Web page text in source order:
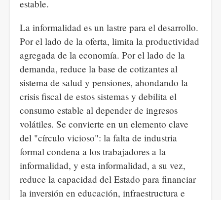
estable.
La informalidad es un lastre para el desarrollo.
Por el lado de la oferta, limita la productividad
agregada de la economía. Por el lado de la
demanda, reduce la base de cotizantes al
sistema de salud y pensiones, ahondando la
crisis fiscal de estos sistemas y debilita el
consumo estable al depender de ingresos
volátiles. Se convierte en un elemento clave
del "círculo vicioso": la falta de industria
formal condena a los trabajadores a la
informalidad, y esta informalidad, a su vez,
reduce la capacidad del Estado para financiar
la inversión en educación, infraestructura e